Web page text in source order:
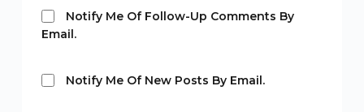
Notify Me Of Follow-Up Comments By
Email.
Notify Me Of New Posts By Email.